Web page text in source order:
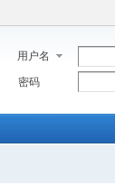
用户名
密码